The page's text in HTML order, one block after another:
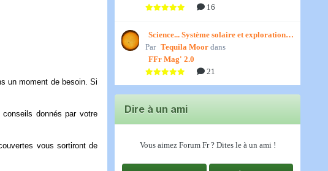
un moment de besoin. Si
donnés par votre
vous sortiront de
16
Science... Système solaire et exploration
spatiale, par Jedino
Par Tequila Moor dans
FFr Mag' 2.0
21
Dire à un ami
Vous aimez Forum Fr ? Dites le à un ami !